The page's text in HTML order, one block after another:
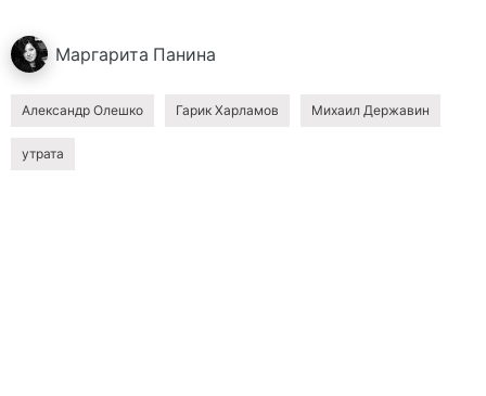
Маргарита Панина
Александр Олешко Гарик Харламов Михаил Державин
утрата